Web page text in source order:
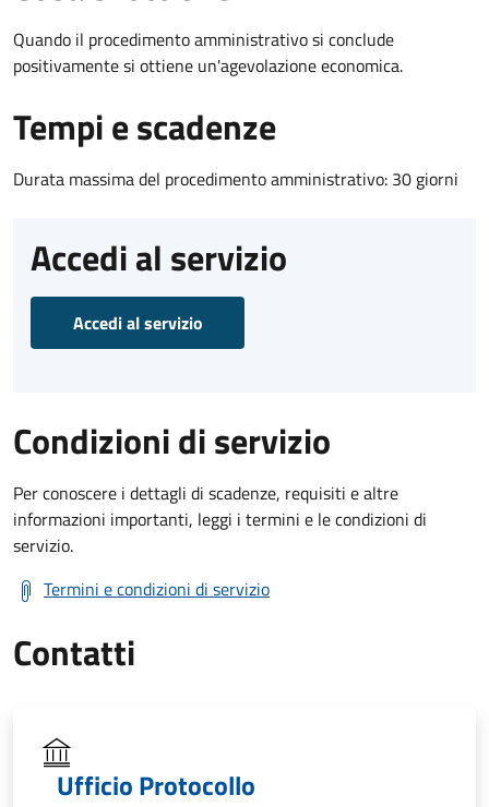
Quando il procedimento amministrativo si conclude
positivamente si ottiene un'agevolazione economica.
Tempi e scadenze
Durata massima del procedimento amministrativo: 30 giorni
Accedi al servizio
Accedi al servizio
Condizioni di servizio
Per conoscere i dettagli di scadenze, requisiti e altre
informazioni importanti, leggi i termini e le condizioni di
servizio.
Termini e condizioni di servizio
Contatti
Ufficio Protocollo